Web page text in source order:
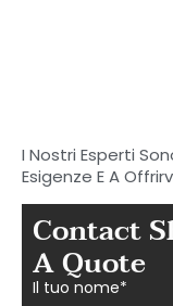
I Nostri Esperti
Esigenze E A
Contact
A Quote
Il tuo nome*